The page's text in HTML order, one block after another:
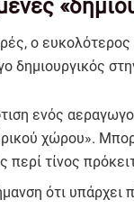
ο ευκολότερος
δημιουργικός
ενός
χώρου».
περί τίνος
ότι υπάρχει